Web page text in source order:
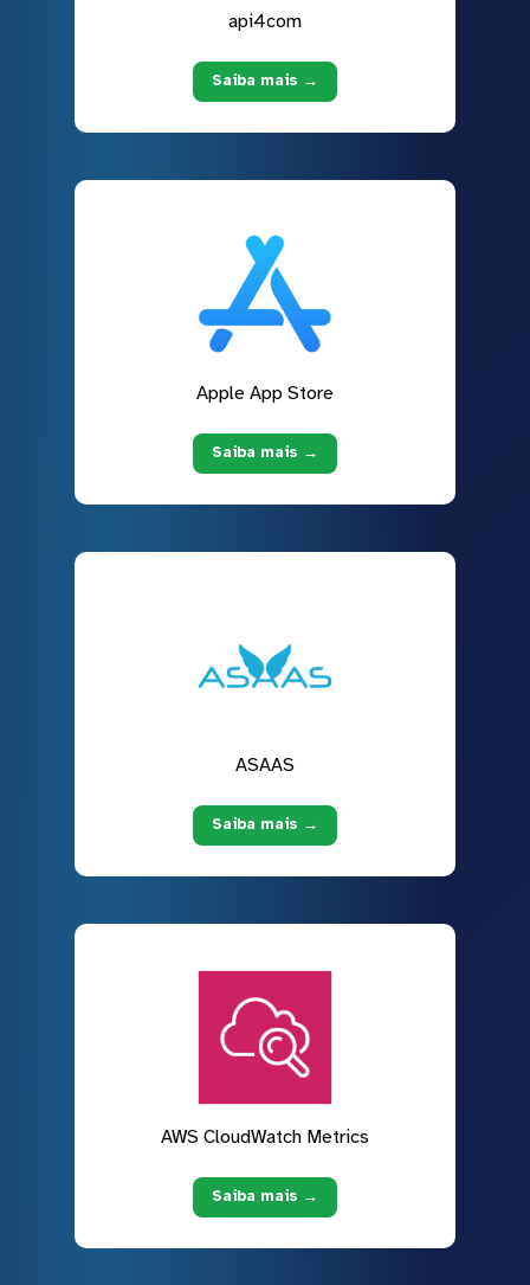
api4com
Saiba mais →
Apple App Store
Saiba mais →
ASAAS
Saiba mais →
AWS CloudWatch Metrics
Saiba mais →